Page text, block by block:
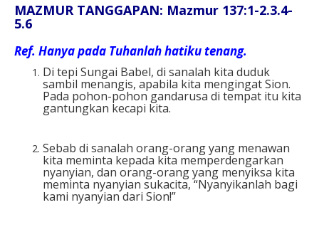
MAZMUR TANGGAPAN: Mazmur 137:1-2.3.4-
5.6
Ref. Hanya pada Tuhanlah hatiku tenang.
Di tepi Sungai Babel, di sanalah kita duduk
sambil menangis, apabila kita mengingat Sion.
Pada pohon-pohon gandarusa di tempat itu kita
gantungkan kecapi kita.
Sebab di sanalah orang-orang yang menawan
kita meminta kepada kita memperdengarkan
nyanyian, dan orang-orang yang menyiksa kita
meminta nyanyian sukacita, “Nyanyikanlah bagi
kami nyanyian dari Sion!”